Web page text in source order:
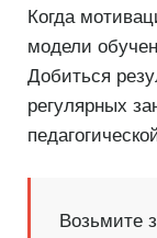
Когда
модели
Добиться
регулярных
Возьмите